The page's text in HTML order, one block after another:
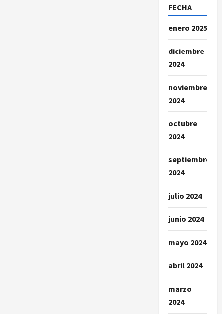
FECHA
enero 2025
diciembre
2024
noviembre
2024
octubre
2024
septiembre
2024
julio 2024
junio 2024
mayo 2024
abril 2024
marzo
2024